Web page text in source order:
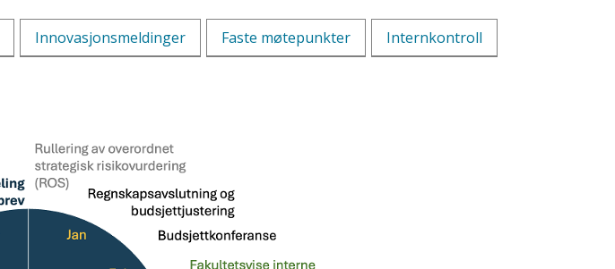
Innovasjonsmeldinger Faste møtepunkter Internkontroll